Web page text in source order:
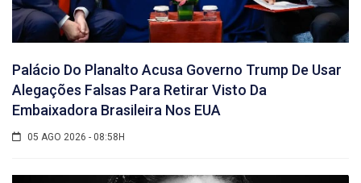
Palácio Do Planalto Acusa Governo Trump De Usar
Alegações Falsas Para Retirar Visto Da
Embaixadora Brasileira Nos EUA
05 AGO 2026 - 08:58H